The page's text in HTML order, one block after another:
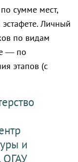
сумме мест,
Личный
по видам
— по
этапов (с
и
ОГАУ